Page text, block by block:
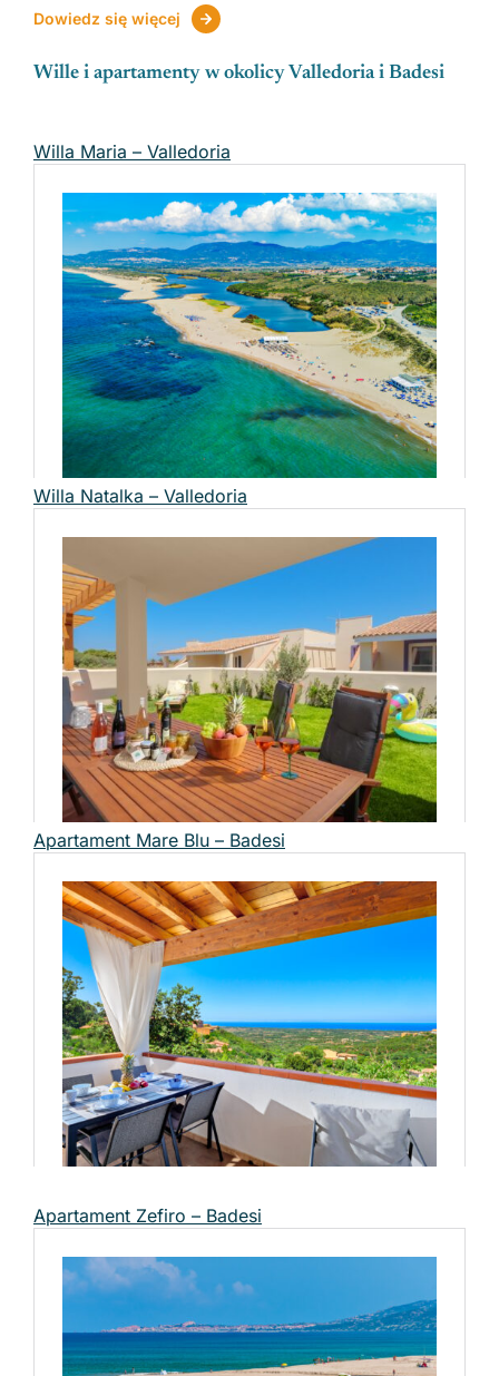
Dowiedz się więcej
Wille i apartamenty w okolicy Valledoria i Badesi
Willa Maria – Valledoria
Willa Natalka – Valledoria
Apartament Mare Blu – Badesi
Apartament Zefiro – Badesi